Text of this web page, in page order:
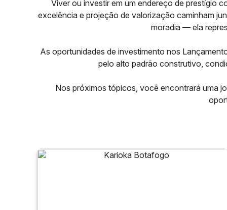
Viver ou investir em um endereço de prestígio
excelência e projeção de valorização caminham
moradia — ela
As oportunidades de investimento nos
pelo alto padrão construtivo,
Nos próximos tópicos, você encontrará uma